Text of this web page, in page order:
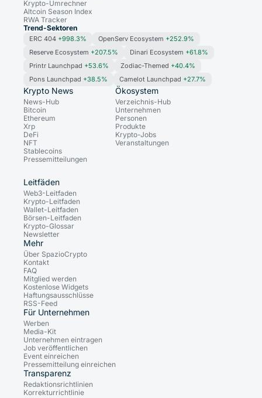
Krypto-Umrechner
Altcoin Season Index
RWA Tracker
Trend-Sektoren
ERC 404 +998.3% OpenServ Ecosystem +252.9%
Reserve Ecosystem +207.5% Dinari Ecosystem +61.8%
Printr Launchpad +53.6% Zodiac-Themed +40.4%
Pons Launchpad +38.5% Camelot Launchpad +27.7%
Krypto News
News-Hub
Bitcoin
Ethereum
Xrp
DeFi
NFT
Stablecoins
Pressemitteilungen
Ökosystem
Verzeichnis-Hub
Unternehmen
Personen
Produkte
Krypto-Jobs
Veranstaltungen
Leitfäden
Web3-Leitfaden
Krypto-Leitfaden
Wallet-Leitfaden
Börsen-Leitfaden
Krypto-Glossar
Newsletter
Mehr
Über SpazioCrypto
Kontakt
FAQ
Mitglied werden
Kostenlose Widgets
Haftungsausschlüsse
RSS-Feed
Für Unternehmen
Werben
Media-Kit
Unternehmen eintragen
Job veröffentlichen
Event einreichen
Pressemitteilung einreichen
Transparenz
Redaktionsrichtlinien
Korrekturrichtlinie